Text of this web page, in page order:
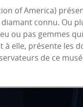
of America)
connu. Ou
ou pas gemmes
elle, présente les
de ce